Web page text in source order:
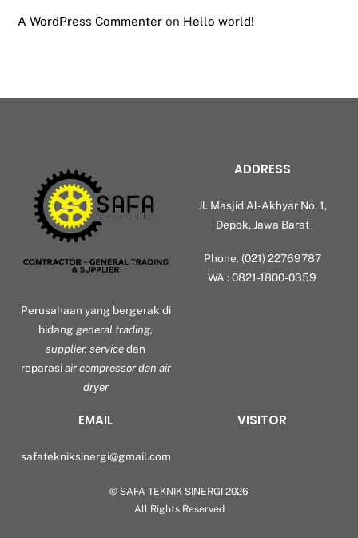
A WordPress Commenter on Hello world!
Perusahaan yang bergerak di
bidang general trading,
supplier, servicedan
reparasiair compressor dan air
dryer
ADDRESS
Jl. Masjid Al-Akhyar No. 1,
Depok, Jawa Barat
Phone. (021) 22769787
WA : 0821-1800-0359
EMAIL
safatekniksinergi@gmail.com
VISITOR
© SAFA TEKNIK SINERGI 2026
All Rights Reserved